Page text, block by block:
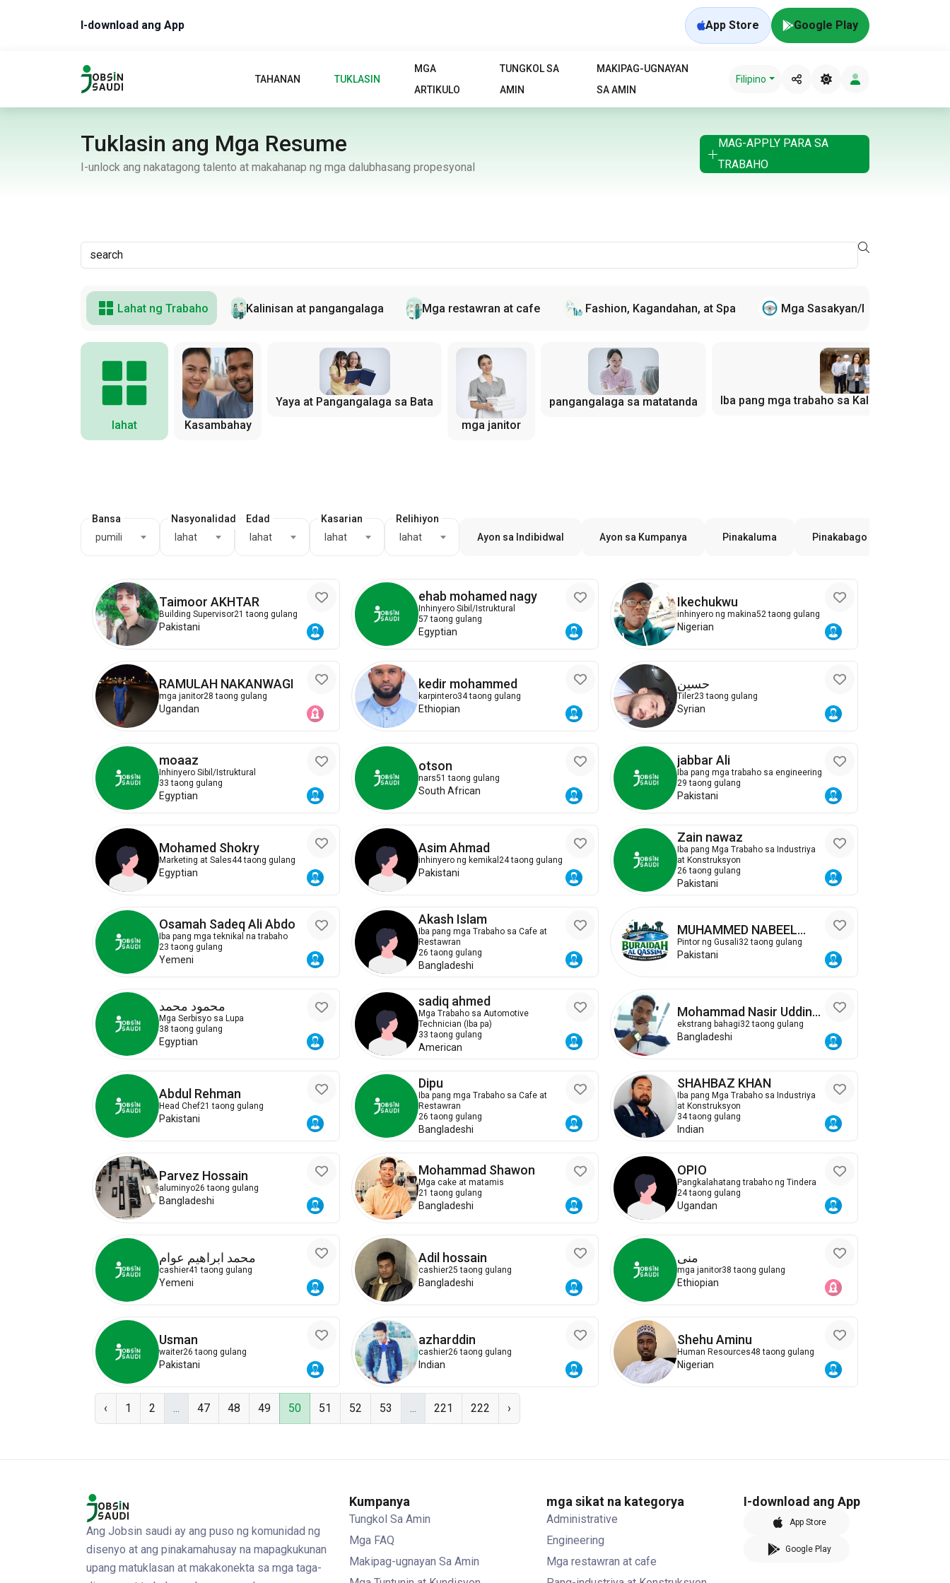
I-download ang App App Store Google Play
TAHANAN TUKLASIN
MGA
ARTIKULO
TUNGKOL SA
AMIN
MAKIPAG-UGNAYAN
SA AMIN
Filipino
Tuklasin ang Mga Resume
I-unlock ang nakatagong talento at makahanap ng mga dalubhasang propesyonal
MAG-APPLY PARA SA
TRABAHO
Lahat ng Trabaho Kalinisan at pangangalaga Mga restawran at cafe Fashion, Kagandahan, at Spa Mga Sasakyan/Motorsiklista/
lahat Kasambahay
Yaya at Pangangalaga sa Bata
mga janitor
pangangalaga sa matatanda Iba pang mga trabaho sa Kalinisan at
Bansa
pumili
Nasyonalidad
lahat
Edad
lahat
Kasarian
lahat
Relihiyon
lahat
Ayon sa Indibidwal Ayon sa Kumpanya Pinakaluma Pinakabago
Taimoor AKHTAR
Building Supervisor21 taong gulang
Pakistani
ehab mohamed nagy
Inhinyero Sibil/Istruktural
57 taong gulang
Egyptian
Ikechukwu
inhinyero ng makina52 taong gulang
Nigerian
RAMULAH NAKANWAGI
mga janitor28 taong gulang
Ugandan
kedir mohammed
karpintero34 taong gulang
Ethiopian
حسين
Tiler23 taong gulang
Syrian
moaaz
Inhinyero Sibil/Istruktural
33 taong gulang
Egyptian
otson
nars51 taong gulang
South African
jabbar Ali
Iba pang mga trabaho sa engineering
29 taong gulang
Pakistani
Mohamed Shokry
Marketing at Sales44 taong gulang
Egyptian
Asim Ahmad
inhinyero ng kemikal 24 taong gulang
Pakistani
Zain nawaz
Iba pang Mga Trabaho sa Industriya
at Konstruksyon
26 taong gulang
Pakistani
Osamah Sadeq Ali Abdo
Iba pang mga teknikal na trabaho
23 taong gulang
Yemeni
Akash Islam
Iba pang mga Trabaho sa Cafe at
Restawran
26 taong gulang
Bangladeshi
MUHAMMED NABEEL
YASIN
Pintor ng Gusali32 taong gulang
Pakistani
محمود محمد
Mga Serbisyo sa Lupa
38 taong gulang
Egyptian
sadiq ahmed
Mga Trabaho sa Automotive
Technician (Iba pa)
33 taong gulang
American
Mohammad Nasir Uddin
Sumon
ekstrang bahagi32 taong gulang
Bangladeshi
Abdul Rehman
Head Chef21 taong gulang
Pakistani
Dipu
Iba pang mga Trabaho sa Cafe at
Restawran
26 taong gulang
Bangladeshi
SHAHBAZ KHAN
Iba pang Mga Trabaho sa Industriya
at Konstruksyon
34 taong gulang
Indian
Parvez Hossain
aluminyo26 taong gulang
Bangladeshi
Mohammad Shawon
Mga cake at matamis
21 taong gulang
Bangladeshi
OPIO
Pangkalahatang trabaho ng Tindera
24 taong gulang
Ugandan
محمد ابراهيم عوام
cashier41 taong gulang
Yemeni
Adil hossain
cashier25 taong gulang
Bangladeshi
منى
mga janitor38 taong gulang
Ethiopian
Usman
waiter26 taong gulang
Pakistani
azharddin
cashier26 taong gulang
Indian
Shehu Aminu
Human Resources48 taong gulang
Nigerian
‹ 1 2 ... 47 48 49 50 51 52 53 ... 221 222 ›
Ang Jobsin saudi ay ang puso ng komunidad ng
disenyo at ang pinakamahusay na mapagkukunan
upang matuklasan at makakonekta sa mga taga-
Kumpanya
Tungkol Sa Amin
Mga FAQ
Makipag-ugnayan Sa Amin
mga sikat na kategorya
Administrative
Engineering
Mga restawran at cafe
I-download ang App
App Store
Google Play